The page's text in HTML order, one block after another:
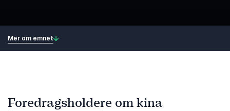
Mer om emnet
Foredragsholdere om kina